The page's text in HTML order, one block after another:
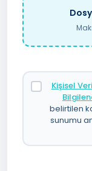
Kişisel
belirtilen
sunumu